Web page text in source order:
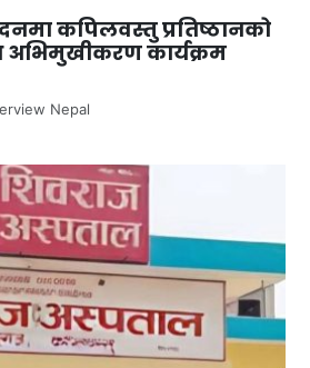
कपिलवस्तु प्रतिष्ठानको
कार्यक्रम
Nepal